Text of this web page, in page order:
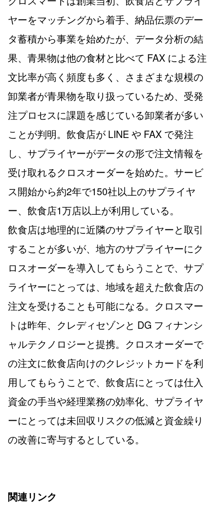
ヤーをマッチングから着手、納品伝票のデー
タ蓄積から事業を始めたが、データ分析の結
果、青果物は他の食材と比べて FAX による注
文比率が高く頻度も多く、さまざまな規模の
卸業者が青果物を取り扱っているため、受発
注プロセスに課題を感じている卸業者が多い
ことが判明。飲食店が LINE や FAX で発注
し、サプライヤーがデータの形で注文情報を
受け取れるクロスオーダーを始めた。サービ
ス開始から約2年で150社以上のサプライヤ
ー、飲食店1万店以上が利用している。
飲食店は地理的に近隣のサプライヤーと取引
することが多いが、地方のサプライヤーにク
ロスオーダーを導入してもらうことで、サプ
ライヤーにとっては、地域を超えた飲食店の
注文を受けることも可能になる。クロスマー
トは昨年、クレディセゾンと DG フィナンシ
ャルテクノロジーと提携。クロスオーダーで
の注文に飲食店向けのクレジットカードを利
用してもらうことで、飲食店にとっては仕入
資金の手当や経理業務の効率化、サプライヤ
ーにとっては未回収リスクの低減と資金繰り
の改善に寄与するとしている。
関連リンク